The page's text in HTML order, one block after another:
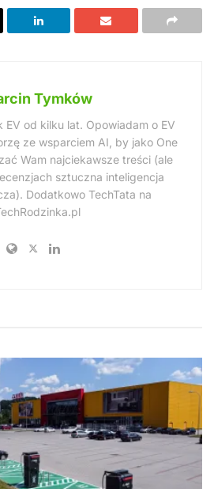
Tymków
EV od kilku lat. Opowiadam o EV
ze wsparciem AI, by jako One
Wam najciekawsze treści (ale
sztuczna inteligencja
Dodatkowo TechTata na